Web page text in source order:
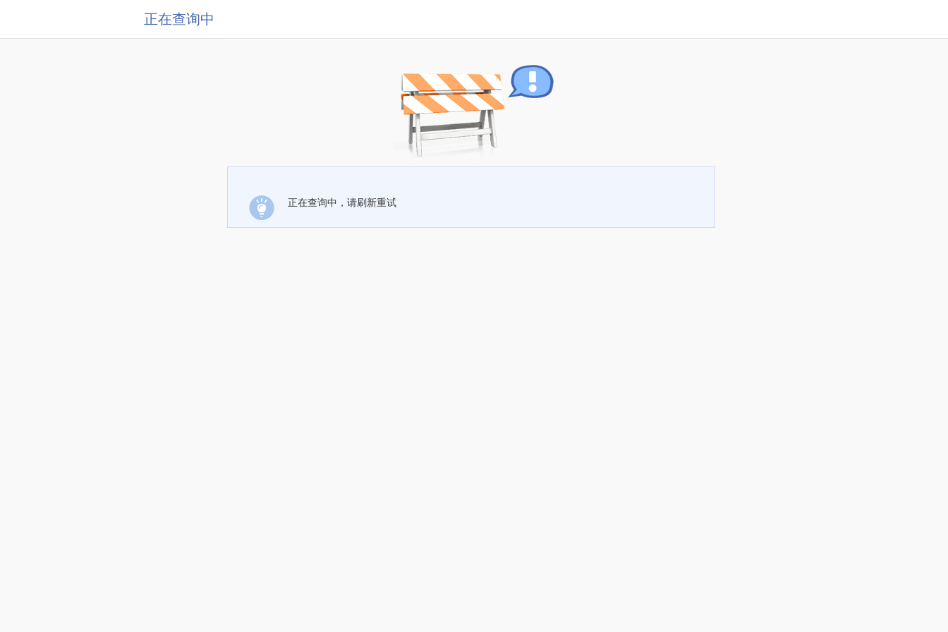
正在查询中
正在查询中，请刷新重试